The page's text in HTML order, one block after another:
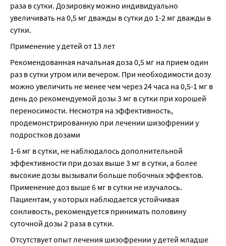
раза в сутки. Дозировку можно индивидуально
увеличивать на 0,5 мг дважды в сутки до 1-2 мг дважды в
сутки.
Применение у детей от 13 лет
Рекомендованная начальная доза 0,5 мг на прием один
раз в сутки утром или вечером. При необходимости дозу
можно увеличить не менее чем через 24 часа на 0,5-1 мг в
день до рекомендуемой дозы 3 мг в сутки при хорошей
переносимости. Несмотря на эффективность,
продемонстрированную при лечении шизофрении у
подростков дозами
1-6 мг в сутки, не наблюдалось дополнительной
эффективности при дозах выше 3 мг в сутки, а более
высокие дозы вызывали больше побочных эффектов.
Применение доз выше 6 мг в сутки не изучалось.
Пациентам, у которых наблюдается устойчивая
сонливость, рекомендуется принимать половину
суточной дозы 2 раза в сутки.
Отсутствует опыт лечения шизофрении у детей младше